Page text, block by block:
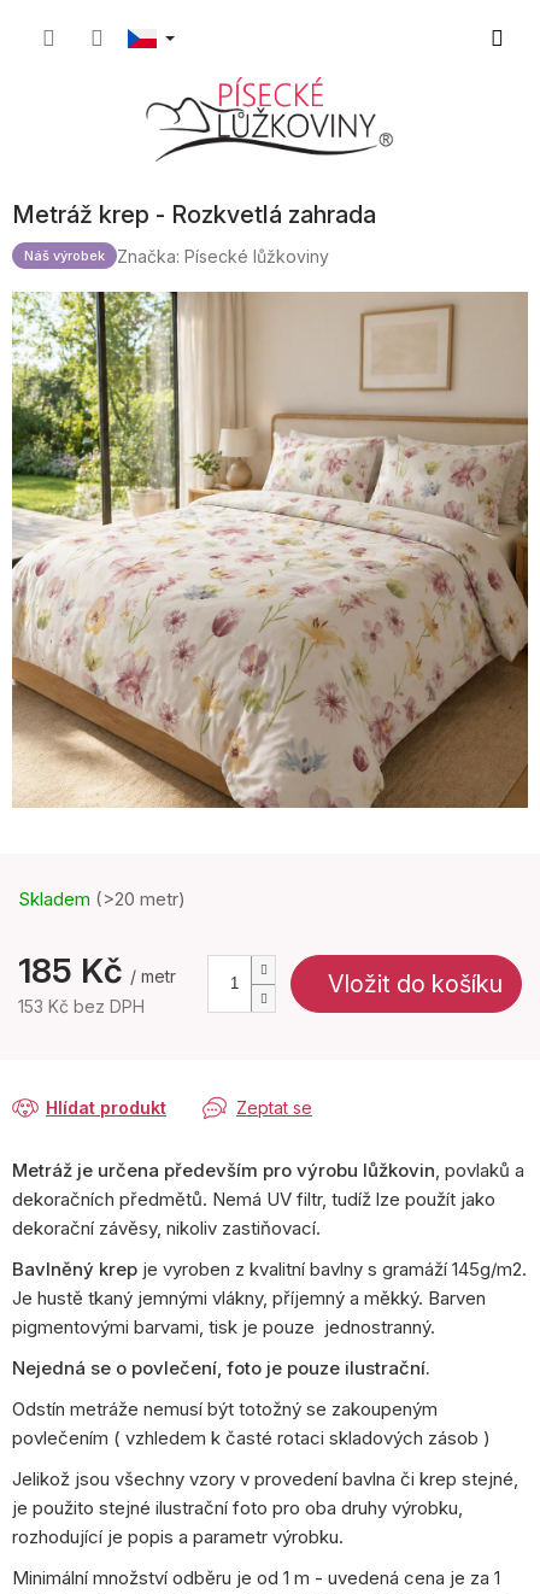
Metráž krep - Rozkvetlá zahrada
Náš výrobek Značka: Písecké lůžkoviny
Skladem (>20 metr)
185 Kč / metr
153 Kč bez DPH
Vložit do košíku
Zeptat se
Hlídat produkt
Metráž je určena především pro výrobu lůžkovin, povlaků a
dekoračních předmětů. Nemá UV filtr, tudíž lze použít jako
dekorační závěsy, nikoliv zastiňovací.
Bavlněný krep je vyroben z kvalitní bavlny s gramáží 145g/m2.
Je hustě tkaný jemnými vlákny, příjemný a měkký. Barven
pigmentovými barvami, tisk je pouze jednostranný.
Nejedná se o povlečení, foto je pouze ilustrační.
Odstín metráže nemusí být totožný se zakoupeným
povlečením ( vzhledem k časté rotaci skladových zásob )
Jelikož jsou všechny vzory v provedení bavlna či krep stejné,
je použito stejné ilustrační foto pro oba druhy výrobku,
rozhodující je popis a parametr výrobku.
Minimální množství odběru je od 1 m - uvedená cena je za 1